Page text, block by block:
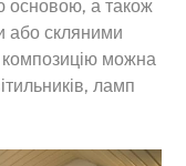
основою, а також
або скляними
можна
ламп